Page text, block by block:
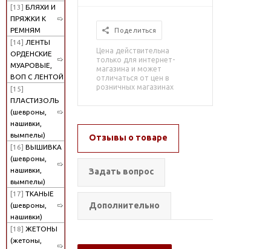
[13] БЛЯХИ И
ПРЯЖКИ К
РЕМНЯМ
[14] ЛЕНТЫ
ОРДЕНСКИЕ
МУАРОВЫЕ,
ВОП С ЛЕНТОЙ
[15]
ПЛАСТИЗОЛЬ
(шевроны,
нашивки,
вымпелы)
[16] ВЫШИВКА
(шевроны,
нашивки,
вымпелы)
[17] ТКАНЫЕ
(шевроны,
нашивки)
[18] ЖЕТОНЫ
(жетоны,
Поделиться
Цена действительна
только для интернет-
магазина и может
отличаться от цен в
розничных магазинах
Отзывы о товаре
Задать вопрос
Дополнительно